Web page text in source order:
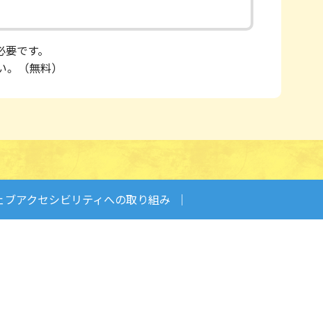
です。
（無料）
ブアクセシビリティへの取り組み